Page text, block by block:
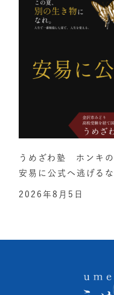
うめざわ塾 ホンキ
安易に公式へ逃げるな
2026年8月5日